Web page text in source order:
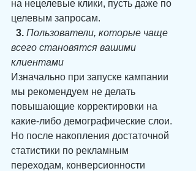
на нецелевые клики, пусть даже по
целевым запросам.
3. Пользователи, которые чаще
всего становятся вашими
клиентами
Изначально при запуске кампании
мы рекомендуем не делать
повышающие корректировки на
какие-либо демографические слои.
Но после накопления достаточной
статистики по рекламным
переходам, конверсионности